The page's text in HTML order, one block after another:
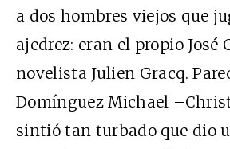
a dos hombres viejos que
ajedrez: eran el propio José
novelista Julien Gracq.
Domínguez Michael
sintió tan turbado que dio